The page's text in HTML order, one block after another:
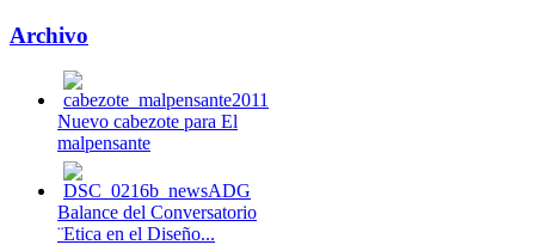
Archivo
Nuevo cabezote para El
malpensante
Balance del Conversatorio
¨Etica en el Diseño...